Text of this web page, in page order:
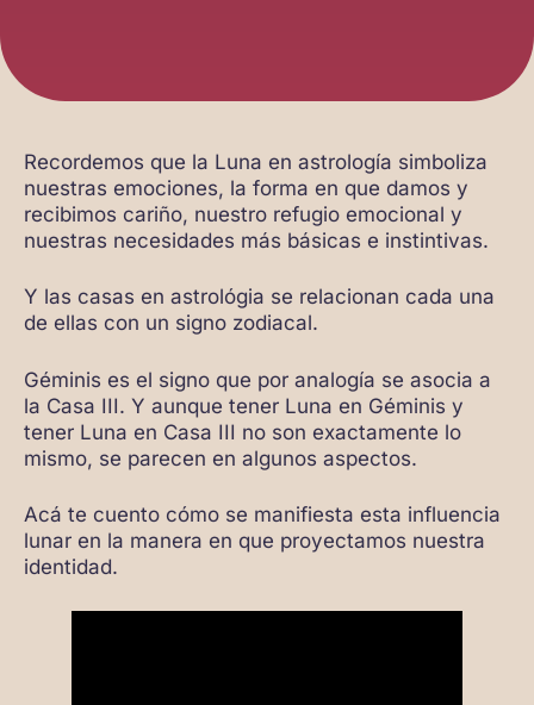
Recordemos que la Luna en astrología simboliza
nuestras emociones, la forma en que damos y
recibimos cariño, nuestro refugio emocional y
nuestras necesidades más básicas e instintivas.
Y las casas en astrológia se relacionan cada una
de ellas con un signo zodiacal.
Géminis es el signo que por analogía se asocia a
la Casa III. Y aunque tener Luna en Géminis y
tener Luna en Casa III no son exactamente lo
mismo, se parecen en algunos aspectos.
Acá te cuento cómo se manifiesta esta influencia
lunar en la manera en que proyectamos nuestra
identidad.